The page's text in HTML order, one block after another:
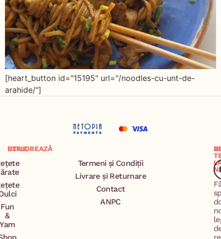
[heart_button id="15195" url="/noodles-cu-unt-de-
arahide/"]
EXPLOREAZĂ
Fun
&
Yam
UTILE
Termeni și Condiții
Livrare și Returnare
Contact
ANPC